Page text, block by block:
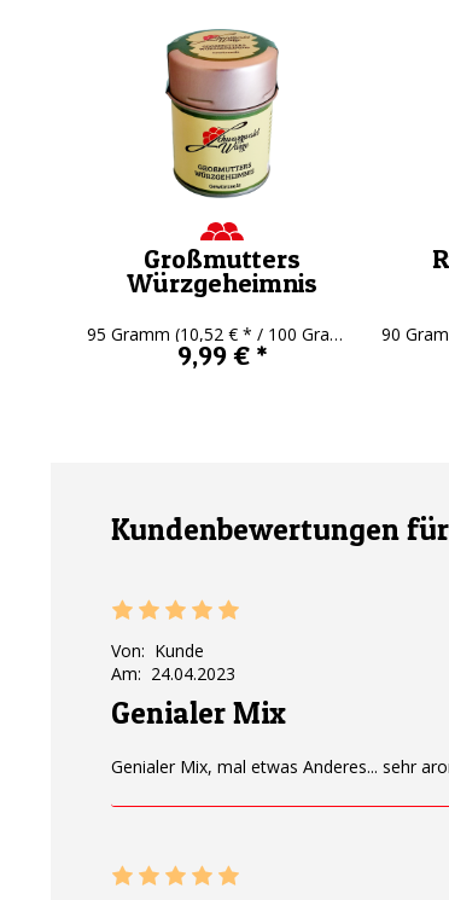
Großmutters
Würzgeheimnis
95 Gramm (10,52 € * / 100 Gramm)
9,99 € *
90
Kundenbewertungen
Von: Kunde
Am: 24.04.2023
Genialer Mix
Genialer Mix, mal etwas Anderes... sehr